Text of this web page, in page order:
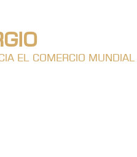
EL COMERCIO MUNDIAL